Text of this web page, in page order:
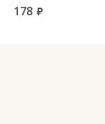
178 руб.